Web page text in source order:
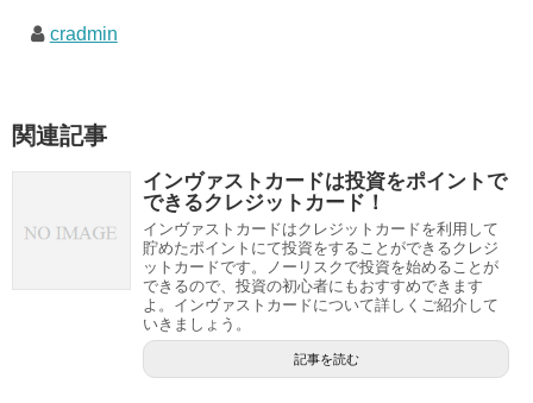
cradmin
関連記事
インヴァストカードは投資をポイントで
できるクレジットカード！
インヴァストカードはクレジットカードを利用して
貯めたポイントにて投資をすることができるクレジ
ットカードです。ノーリスクで投資を始めることが
できるので、投資の初心者にもおすすめできます
よ。インヴァストカードについて詳しくご紹介して
いきましょう。
記事を読む